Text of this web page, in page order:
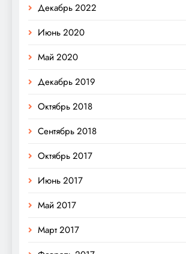
Декабрь 2022
Июнь 2020
Май 2020
Декабрь 2019
Октябрь 2018
Сентябрь 2018
Октябрь 2017
Июнь 2017
Май 2017
Март 2017